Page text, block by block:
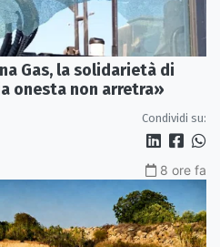
Gas, la solidarietà di
onesta non arretra»
Condividi su:
8 ore fa